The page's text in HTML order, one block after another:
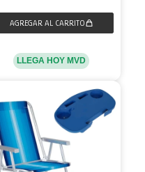
LLEGA HOY MVD